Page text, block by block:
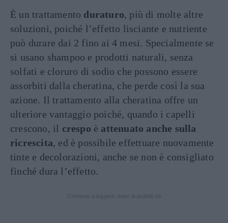
È un trattamento duraturo, più di molte altre
soluzioni, poiché l’effetto lisciante e nutriente
può durare dai 2 fino ai 4 mesi. Specialmente se
si usano shampoo e prodotti naturali, senza
solfati e cloruro di sodio che possono essere
assorbiti dalla cheratina, che perde così la sua
azione. Il trattamento alla cheratina offre un
ulteriore vantaggio poiché, quando i capelli
crescono, il crespo è attenuato anche sulla
ricrescita, ed è possibile effettuare nuovamente
tinte e decolorazioni, anche se non è consigliato
finché dura l’effetto.